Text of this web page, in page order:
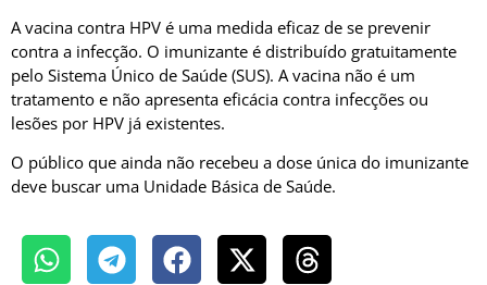
A vacina contra HPV é uma medida eficaz de se prevenir
contra a infecção. O imunizante é distribuído gratuitamente
pelo Sistema Único de Saúde (SUS). A vacina não é um
tratamento e não apresenta eficácia contra infecções ou
lesões por HPV já existentes.
O público que ainda não recebeu a dose única do imunizante
deve buscar uma Unidade Básica de Saúde.